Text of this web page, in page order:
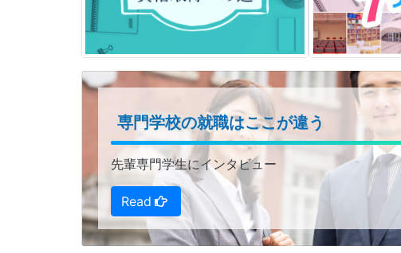
資格取得について
くわしく見る！
学校
くわ
専門学校の就職はここが違う
先輩専門学生にインタビュー
Read